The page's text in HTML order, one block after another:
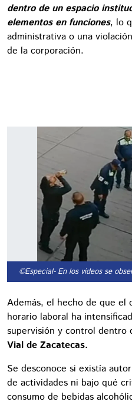
dentro de un espacio
elementos en funciones, lo
administrativa o una
de la corporación.
©Especial- En los videos se
Además, el hecho de que el
horario laboral ha
supervisión y control dentro
Vial de Zacatecas.
Se desconoce si existía
de actividades ni bajo qué
consumo de bebidas